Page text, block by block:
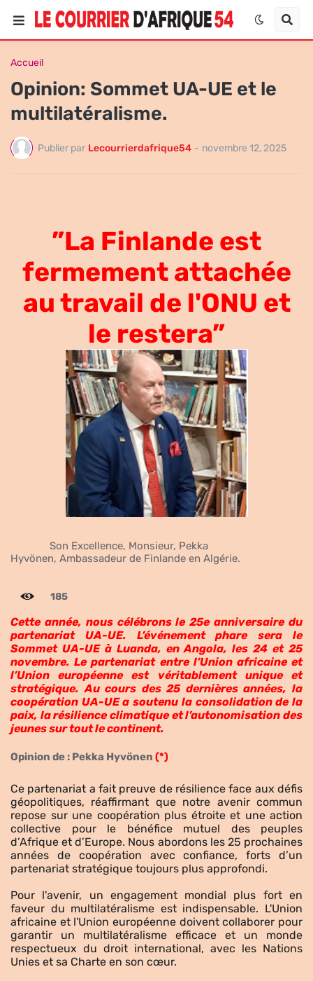
Accueil
Opinion: Sommet UA-UE et le
multilatéralisme.
Publier par Lecourrierdafrique54 - novembre 12, 2025
”La Finlande est
fermement attachée
au travail de l'ONU et
le restera”
Son Excellence, Monsieur, Pekka
Hyvönen, Ambassadeur de Finlande en Algérie.
185
Cette année, nous célébrons le 25e anniversaire du
partenariat UA-UE. L’événement phare sera le
Sommet UA-UE à Luanda, en Angola, les 24 et 25
novembre. Le partenariat entre l’Union africaine et
l’Union européenne est véritablement unique et
stratégique. Au cours des 25 dernières années, la
coopération UA-UE a soutenu la consolidation de la
paix, la résilience climatique et l’autonomisation des
jeunes sur tout le continent.
Opinion de : Pekka Hyvönen (*)
Ce partenariat a fait preuve de résilience face aux défis
géopolitiques, réaffirmant que notre avenir commun
repose sur une coopération plus étroite et une action
collective pour le bénéfice mutuel des peuples
d’Afrique et d’Europe. Nous abordons les 25 prochaines
années de coopération avec confiance, forts d’un
partenariat stratégique toujours plus approfondi.
Pour l'avenir, un engagement mondial plus fort en
faveur du multilatéralisme est indispensable. L'Union
africaine et l'Union européenne doivent collaborer pour
garantir un multilatéralisme efficace et un monde
respectueux du droit international, avec les Nations
Unies et sa Charte en son cœur.